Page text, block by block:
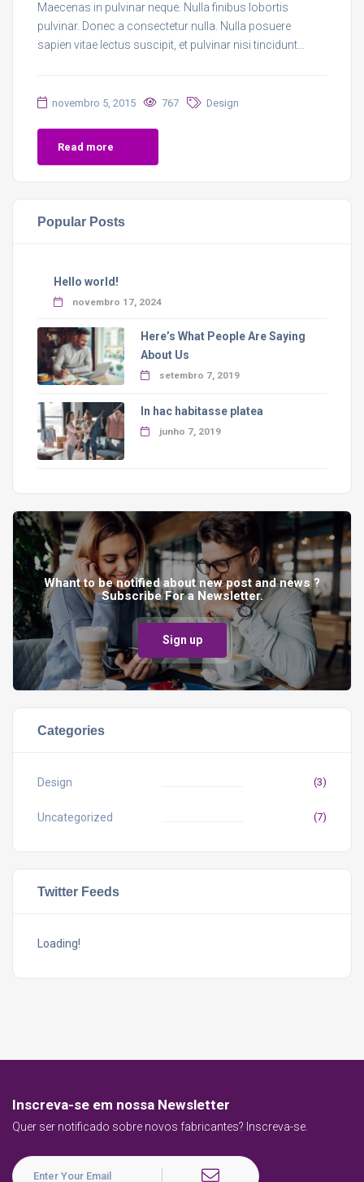
Maecenas in pulvinar neque. Nulla finibus lobortis
pulvinar. Donec a consectetur nulla. Nulla posuere
sapien vitae lectus suscipit, et pulvinar nisi tincidunt…
novembro 5, 2015 767 Design
Read more
Popular Posts
Hello world!
novembro 17, 2024
Here’s What People Are Saying
About Us
setembro 7, 2019
In hac habitasse platea
junho 7, 2019
Whant to be notified about new post and news ?
Subscribe For a Newsletter.
Sign up
Categories
Design (3)
Uncategorized (7)
Twitter Feeds
Loading!
Inscreva-se em nossa Newsletter
Quer ser notificado sobre novos fabricantes? Inscreva-se.